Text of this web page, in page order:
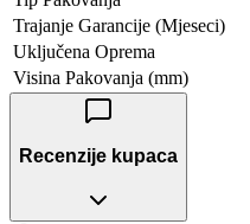
Trajanje Garancije (Mjeseci)
Uključena Oprema
Visina Pakovanja (mm)
Recenzije kupaca